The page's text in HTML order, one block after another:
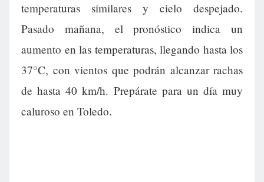
temperaturas similares y cielo despejado.
Pasado mañana, el pronóstico indica un
aumento en las temperaturas, llegando hasta los
37°C, con vientos que podrán alcanzar rachas
de hasta 40 km/h. Prepárate para un día muy
caluroso en Toledo.